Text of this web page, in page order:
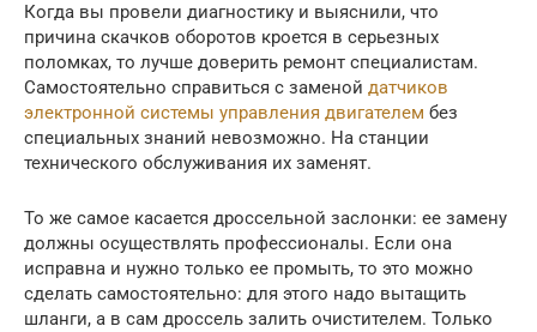
Когда вы провели диагностику и выяснили, что
причина скачков оборотов кроется в серьезных
поломках, то лучше доверить ремонт специалистам.
Самостоятельно справиться с заменой датчиков
электронной системы управления двигателем без
специальных знаний невозможно. На станции
технического обслуживания их заменят.
То же самое касается дроссельной заслонки: ее замену
должны осуществлять профессионалы. Если она
исправна и нужно только ее промыть, то это можно
сделать самостоятельно: для этого надо вытащить
шланги, а в сам дроссель залить очистителем. Только